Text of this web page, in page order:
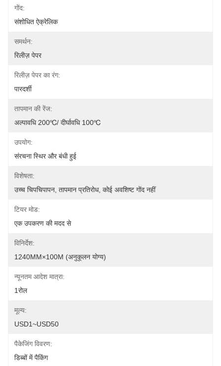
गोंद:
संशोधित ऐक्रेलिक
समर्थन:
रिलीज़ पेपर
रिलीज़ पेपर का रंग:
पारदर्शी
तापमान की रेंज:
अल्पावधि 200℃/ दीर्घावधि 100℃
उपयोग:
संरचना स्थिर और बंधी हुई
विशेषता:
उच्च चिपचिपापन, तापमान प्रतिरोध, कोई अवशिष्ट गोंद नहीं
टियर मोड:
एक उपकरण की मदद से
विनिर्देश:
1240MM×100M (अनुकूलन योग्य)
न्यूनतम आदेश मात्रा:
1रोल
मूल्य:
USD1~USD50
पैकेजिंग विवरण:
डिब्बों में पैकिंग